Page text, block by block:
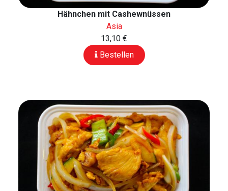
Hähnchen mit Cashewnüssen
Asia
13,10 €
Bestellen